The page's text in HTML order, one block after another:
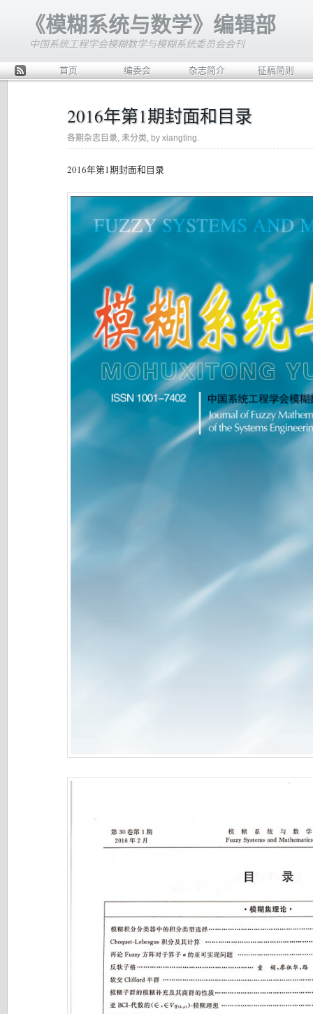
《模糊系统与数学》编辑部
中国系统工程学会模糊数学与模糊系统委员会会刊
首页 编委会 杂志简介 征稿简则
2016年第1期封面和目录
各期杂志目录,未分类, by xiangting.
2016年第1期封面和目录